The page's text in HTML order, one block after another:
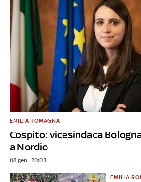
Cospito: vicesindaca
a Nordio
EMILIA ROMAGNA
08 gen - 20:03
EMILIA